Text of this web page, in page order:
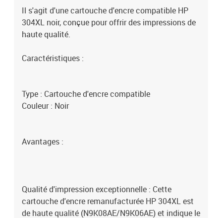
Il s'agit d'une cartouche d'encre compatible HP
304XL noir, conçue pour offrir des impressions de
haute qualité.
Caractéristiques :
Type : Cartouche d'encre compatible
Couleur : Noir
Avantages :
Qualité d'impression exceptionnelle : Cette
cartouche d'encre remanufacturée HP 304XL est
de haute qualité (N9K08AE/N9K06AE) et indique le